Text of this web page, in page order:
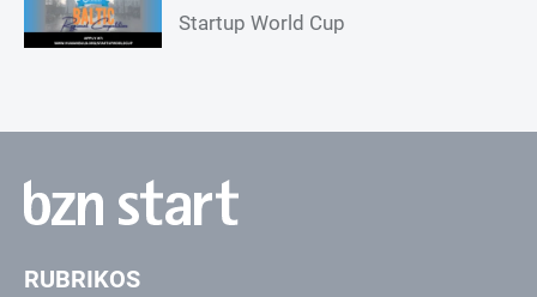
Startup World Cup
RUBRIKOS